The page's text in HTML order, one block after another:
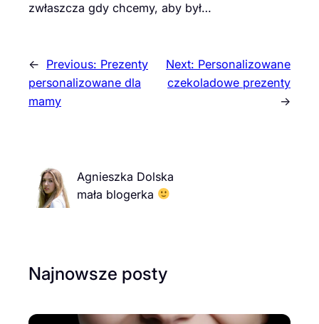
zwłaszcza gdy chcemy, aby był…
← Previous: Prezenty
personalizowane dla
mamy
Next: Personalizowane
czekoladowe prezenty
→
Agnieszka Dolska
mała blogerka
Najnowsze posty